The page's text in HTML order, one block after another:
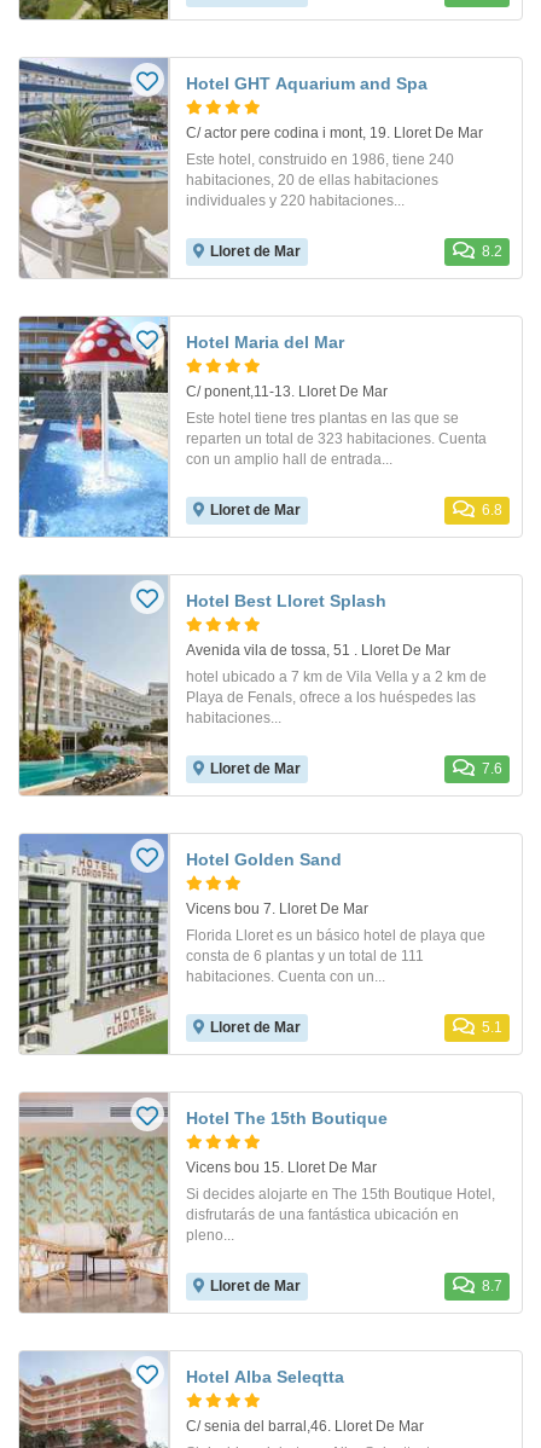
Hotel GHT Aquarium and Spa
C/ actor pere codina i mont, 19. Lloret De Mar
Este hotel, construido en 1986, tiene 240
habitaciones, 20 de ellas habitaciones
individuales y 220 habitaciones...
Lloret de Mar 8.2
Hotel Maria del Mar
C/ ponent,11-13. Lloret De Mar
Este hotel tiene tres plantas en las que se
reparten un total de 323 habitaciones. Cuenta
con un amplio hall de entrada...
Lloret de Mar 6.8
Hotel Best Lloret Splash
Avenida vila de tossa, 51 . Lloret De Mar
hotel ubicado a 7 km de Vila Vella y a 2 km de
Playa de Fenals, ofrece a los huéspedes las
habitaciones...
Lloret de Mar 7.6
Hotel Golden Sand
Vicens bou 7. Lloret De Mar
Florida Lloret es un básico hotel de playa que
consta de 6 plantas y un total de 111
habitaciones. Cuenta con un...
Lloret de Mar 5.1
Hotel The 15th Boutique
Vicens bou 15. Lloret De Mar
Si decides alojarte en The 15th Boutique Hotel,
disfrutarás de una fantástica ubicación en
pleno...
Lloret de Mar 8.7
Hotel Alba Seleqtta
C/ senia del barral,46. Lloret De Mar